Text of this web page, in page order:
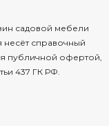
садовой мебели
справочный
публичной офертой,
437 ГК РФ.